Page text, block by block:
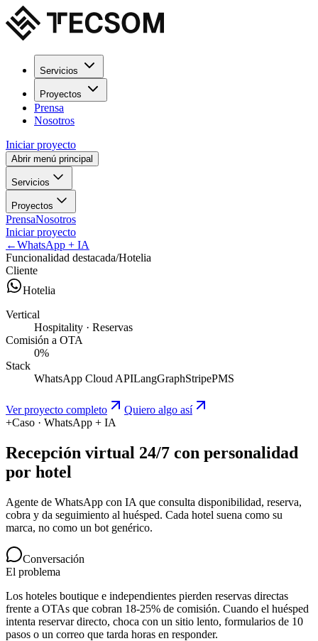
Servicios
Proyectos
Prensa
Nosotros
Iniciar proyecto
Abrir menú principal
Servicios
Proyectos
PrensaNosotros
Iniciar proyecto
←WhatsApp + IA
Funcionalidad destacada/Hotelia
Cliente
Hotelia
Vertical
Hospitality · Reservas
Comisión a OTA
0%
Stack
WhatsApp Cloud APILangGraphStripePMS
Ver proyecto completo
Quiero algo así
+Caso · WhatsApp + IA
Recepción virtual 24/7 con personalidad
por hotel
Agente de WhatsApp con IA que consulta disponibilidad, reserva,
cobra y da seguimiento al huésped. Cada hotel suena como su
marca, no como un bot genérico.
Conversación
El problema
Los hoteles boutique e independientes pierden reservas directas
frente a OTAs que cobran 18-25% de comisión. Cuando el huésped
intenta reservar directo, choca con un sitio lento, formularios de 10
pasos o un correo que tarda horas en responder.